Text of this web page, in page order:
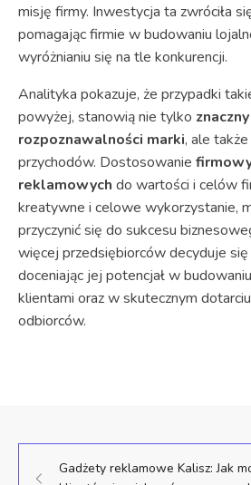
misję firmy. Inwestycja ta zwróciła
pomagając firmie w budowaniu
wyróżnianiu się na tle konkurencji.
Analityka pokazuje, że przypadki
powyżej, stanowią nie tylko
rozpoznawalności marki, ale
przychodów. Dostosowanie
reklamowych do wartości i celów
kreatywne i celowe wykorzystanie,
przyczynić się do sukcesu
więcej przedsiębiorców decyduje
doceniając jej potencjał w
klientami oraz w skutecznym
odbiorców.
Gadżety reklamowe Kalisz: Jak